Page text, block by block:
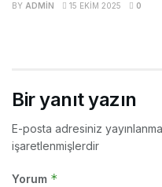
BY ADMIN 15 EKIM 2025 0
Bir yanıt yazın
E-posta adresiniz
işaretlenmişlerdir
Yorum *